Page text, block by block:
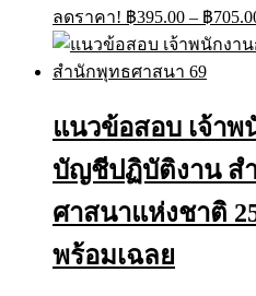
ลดราคา! ฿395.00 – ฿
แนวข้อสอบ เจ้าพ
บัญชีปฏิบัติงาน ส
ศาสนาแห่งชาติ
พร้อมเฉลย